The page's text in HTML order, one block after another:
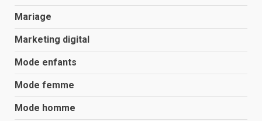
Mariage
Marketing digital
Mode enfants
Mode femme
Mode homme